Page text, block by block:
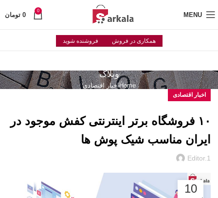
MENU
0
0 تومان
همکاری در فروش فروشنده شوید
وبلاگ
Homeاخبار اقتصادی
اخبار اقتصادی
۱۰ فروشگاه برتر اینترنتی کفش موجود در
ایران مناسب شیک پوش ها
Editor.1
10